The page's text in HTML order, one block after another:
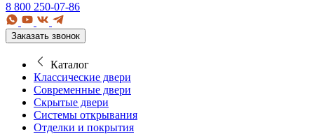
8 800 250-07-86
Заказать звонок
Каталог
Классические двери
Современные двери
Скрытые двери
Системы открывания
Отделки и покрытия